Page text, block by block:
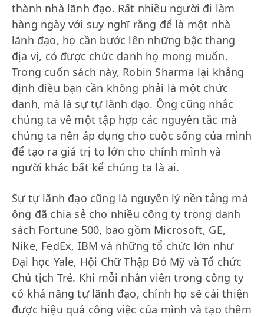
thành nhà lãnh đạo. Rất nhiều người đi làm
hàng ngày với suy nghĩ rằng để là một nhà
lãnh đạo, họ cần bước lên những bậc thang
địa vị, có được chức danh họ mong muốn.
Trong cuốn sách này, Robin Sharma lại khẳng
định điều bạn cần không phải là một chức
danh, mà là sự tự lãnh đạo. Ông cũng nhắc
chúng ta về một tập hợp các nguyên tắc mà
chúng ta nên áp dụng cho cuộc sống của mình
để tạo ra giá trị to lớn cho chính mình và
người khác bất kể chúng ta là ai.
Sự tự lãnh đạo cũng là nguyên lý nền tảng mà
ông đã chia sẻ cho nhiều công ty trong danh
sách Fortune 500, bao gồm Microsoft, GE,
Nike, FedEx, IBM và những tổ chức lớn như
Đại học Yale, Hội Chữ Thập Đỏ Mỹ và Tổ chức
Chủ tịch Trẻ. Khi mỗi nhân viên trong công ty
có khả năng tự lãnh đạo, chính họ sẽ cải thiện
được hiệu quả công việc của mình và tạo thêm